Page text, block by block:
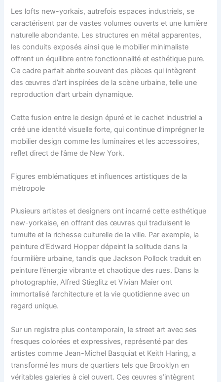
Les lofts new-yorkais, autrefois espaces industriels, se
caractérisent par de vastes volumes ouverts et une lumière
naturelle abondante. Les structures en métal apparentes,
les conduits exposés ainsi que le mobilier minimaliste
offrent un équilibre entre fonctionnalité et esthétique pure.
Ce cadre parfait abrite souvent des pièces qui intègrent
des œuvres d’art inspirées de la scène urbaine, telle une
reproduction d’art urbain dynamique.
Cette fusion entre le design épuré et le cachet industriel a
créé une identité visuelle forte, qui continue d’imprégner le
mobilier design comme les luminaires et les accessoires,
reflet direct de l’âme de New York.
Figures emblématiques et influences artistiques de la
métropole
Plusieurs artistes et designers ont incarné cette esthétique
new-yorkaise, en offrant des œuvres qui traduisent le
tumulte et la richesse culturelle de la ville. Par exemple, la
peinture d’Edward Hopper dépeint la solitude dans la
fourmilière urbaine, tandis que Jackson Pollock traduit en
peinture l’énergie vibrante et chaotique des rues. Dans la
photographie, Alfred Stieglitz et Vivian Maier ont
immortalisé l’architecture et la vie quotidienne avec un
regard unique.
Sur un registre plus contemporain, le street art avec ses
fresques colorées et expressives, représenté par des
artistes comme Jean-Michel Basquiat et Keith Haring, a
transformé les murs de quartiers tels que Brooklyn en
véritables galeries à ciel ouvert. Ces œuvres s’intègrent